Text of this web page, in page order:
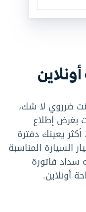
ضرروي لا شك،
بغرض إطلاع
يعينك دفترة
السيارة المناسبة
سداد فاتورة
أونلاين.